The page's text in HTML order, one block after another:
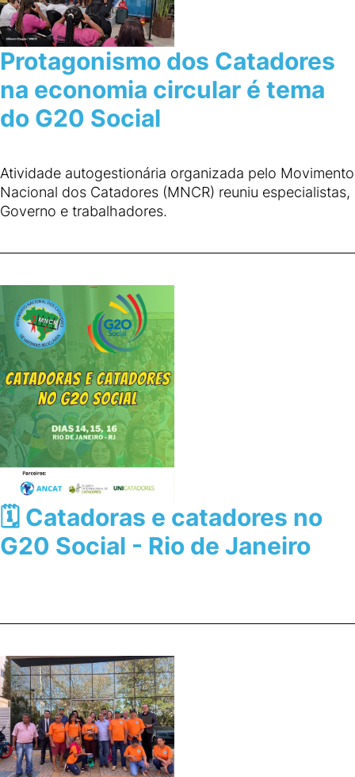
Protagonismo dos Catadores
na economia circular é tema
do G20 Social
Atividade autogestionária organizada pelo Movimento
Nacional dos Catadores (MNCR) reuniu especialistas,
Governo e trabalhadores.
🗓️ Catadoras e catadores no
G20 Social - Rio de Janeiro